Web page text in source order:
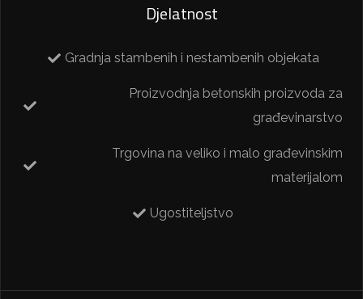
Djelatnost
Gradnja stambenih i nestambenih objekata
Proizvodnja betonskih proizvoda za
građevinarstvo
Trgovina na veliko i malo građevinskim
materijalom
Ugostiteljstvo